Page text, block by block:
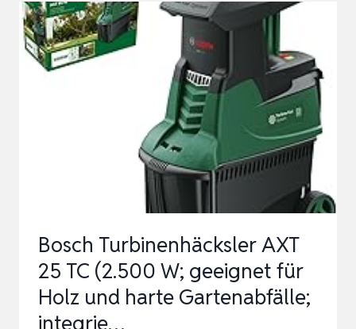
WALZENHÄCKSLER
ILH
3000
ROBUST
WARTUNGSARM,
STARKE
3.000W
Bosch Turbinenhäcksler AXT
25 TC (2.500 W; geeignet für
Holz und harte Gartenabfälle;
integrie…